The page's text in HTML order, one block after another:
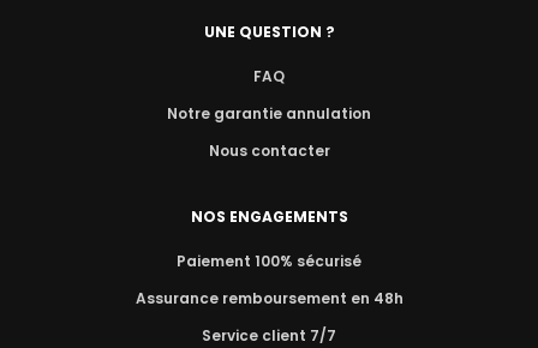
UNE QUESTION ?
FAQ
Notre garantie annulation
Nous contacter
NOS ENGAGEMENTS
Paiement 100% sécurisé
Assurance remboursement en 48h
Service client 7/7